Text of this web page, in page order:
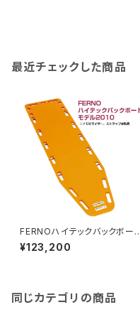
最近チェックした商品
FERNOハイテックバックボー
ド モデル2010
¥123,200
同じカテゴリの商品